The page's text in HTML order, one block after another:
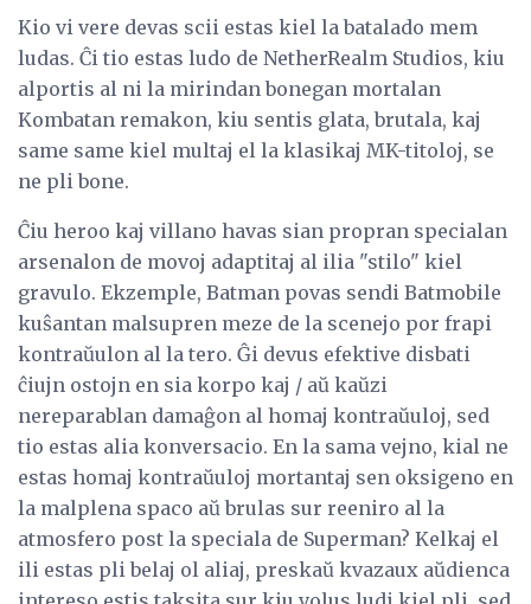
Kio vi vere devas scii estas kiel la batalado mem
ludas. Ĉi tio estas ludo de NetherRealm Studios, kiu
alportis al ni la mirindan bonegan mortalan
Kombatan remakon, kiu sentis glata, brutala, kaj
same same kiel multaj el la klasikaj MK-titoloj, se
ne pli bone.
Ĉiu heroo kaj villano havas sian propran specialan
arsenalon de movoj adaptitaj al ilia "stilo" kiel
gravulo. Ekzemple, Batman povas sendi Batmobile
kuŝantan malsupren meze de la scenejo por frapi
kontraŭulon al la tero. Ĝi devus efektive disbati
ĉiujn ostojn en sia korpo kaj / aŭ kaŭzi
nereparablan damaĝon al homaj kontraŭuloj, sed
tio estas alia konversacio. En la sama vejno, kial ne
estas homaj kontraŭuloj mortantaj sen oksigeno en
la malplena spaco aŭ brulas sur reeniro al la
atmosfero post la speciala de Superman? Kelkaj el
ili estas pli belaj ol aliaj, preskaŭ kvazaux aŭdienca